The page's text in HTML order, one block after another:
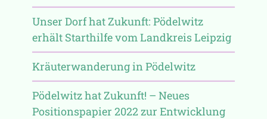
Unser Dorf hat Zukunft: Pödelwitz
erhält Starthilfe vom Landkreis Leipzig
Kräuterwanderung in Pödelwitz
Pödelwitz hat Zukunft! – Neues
Positionspapier 2022 zur Entwicklung